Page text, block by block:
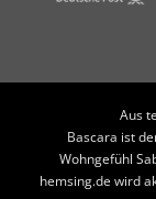
Aus
Bascara ist
Wohngefühl
hemsing.de wird